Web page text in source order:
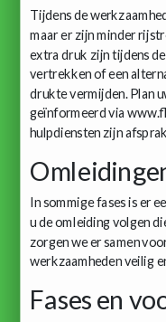
Tijdens de
maar er zijn minder
extra druk zijn tijdens
vertrekken of een
drukte vermijden. Plan
geïnformeerd via
hulpdiensten zijn
In sommige fases is er
u de omleiding volgen
zorgen we er samen
werkzaamheden veilig
Fases en